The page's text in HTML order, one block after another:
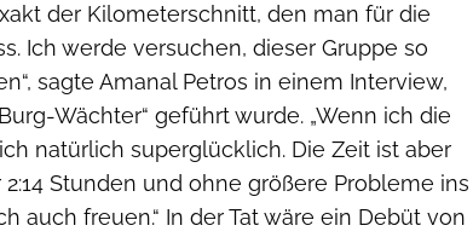
der Kilometerschnitt, den man für die
Ich werde versuchen, dieser Gruppe so
sagte Amanal Petros in einem Interview,
Wächter“ geführt wurde. „Wenn ich die
natürlich superglücklich. Die Zeit ist aber
Stunden und ohne größere Probleme ins
auch freuen.“ In der Tat wäre ein Debüt von